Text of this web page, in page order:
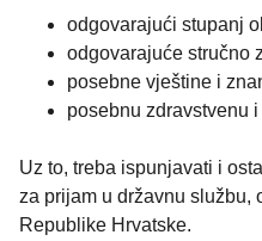
odgovarajući stupanj
odgovarajuće stručno
posebne vještine i
posebnu zdravstvenu
Uz to, treba ispunjavati i
za prijam u državnu službu,
Republike Hrvatske.